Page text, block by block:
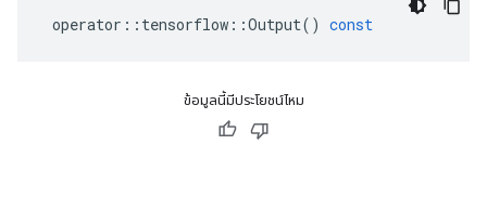
operator :: tensorflow ::Output() const
ข้อมูลนี้มีประโยชน์ไหม